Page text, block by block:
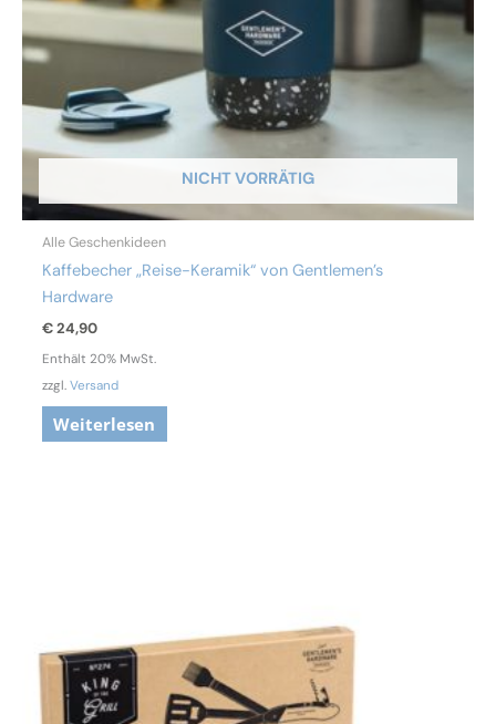
NICHT VORRÄTIG
Alle Geschenkideen
Kaffebecher „Reise-Keramik“ von Gentlemen’s
Hardware
€24,90
Enthält 20% MwSt.
zzgl.Versand
Weiterlesen